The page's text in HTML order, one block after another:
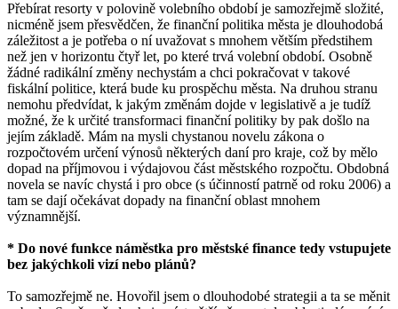
Přebírat resorty v polovině volebního období je samozřejmě složité,
nicméně jsem přesvědčen, že finanční politika města je dlouhodobá
záležitost a je potřeba o ní uvažovat s mnohem větším předstihem
než jen v horizontu čtyř let, po které trvá volební období. Osobně
žádné radikální změny nechystám a chci pokračovat v takové
fiskální politice, která bude ku prospěchu města. Na druhou stranu
nemohu předvídat, k jakým změnám dojde v legislativě a je tudíž
možné, že k určité transformaci finanční politiky by pak došlo na
jejím základě. Mám na mysli chystanou novelu zákona o
rozpočtovém určení výnosů některých daní pro kraje, což by mělo
dopad na příjmovou i výdajovou část městského rozpočtu. Obdobná
novela se navíc chystá i pro obce (s účinností patrně od roku 2006) a
tam se dají očekávat dopady na finanční oblast mnohem
významnější.
* Do nové funkce náměstka pro městské finance tedy vstupujete
bez jakýchkoli vizí nebo plánů?
To samozřejmě ne. Hovořil jsem o dlouhodobé strategii a ta se měnit